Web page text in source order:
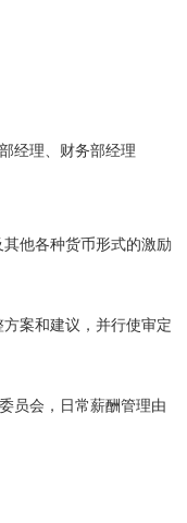
经理、财务部经理
他各种货币形式的激励
案和建议，并行使审定
员会，日常薪酬管理由